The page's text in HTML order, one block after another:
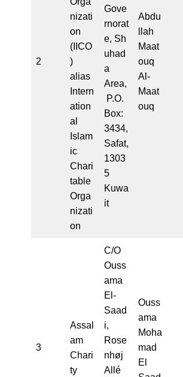
2
nizati
on
(IICO
)
alias
Intern
ation
al
Islam
ic
Chari
table
Orga
nizati
on
Gove
rnorat
e, Sh
uhad
a
Area,
P.O.
Box:
3434,
Safat,
1303
5
Kuwa
it
Abdu
llah
Maat
ouq
Al-
Maat
ouq
3
Assal
am
Chari
ty
C/O
Ouss
ama
El-
Saad
i,
Rose
nhøj
Allé
Ouss
ama
Moha
mad
El